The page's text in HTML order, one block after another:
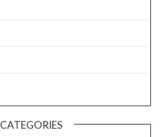
CATEGORIES